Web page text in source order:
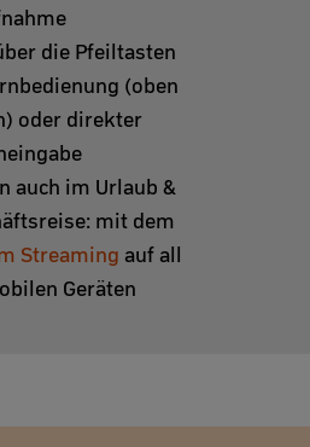
die Pfeiltasten
(oben
oder direkter
auch im Urlaub &
mit dem
Streaming auf all
Geräten